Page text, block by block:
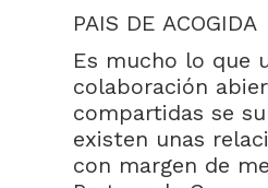
PAIS DE ACOGIDA
Es mucho lo que
colaboración
compartidas se
existen unas
con margen de